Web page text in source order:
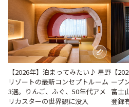
【2026年】泊まってみたい♪ 星野
リゾートの最新コンセプトルーム
3選。りんご、ふぐ、50年代アメ
リカスターの世界観に没入
【
ープ
富士
登録